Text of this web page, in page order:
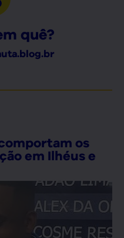
quê?
comportam os
em Ilhéus e